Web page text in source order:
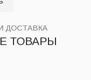
ДОСТАВКА
ТОВАРЫ